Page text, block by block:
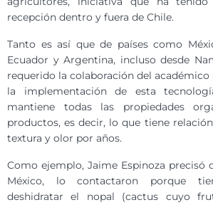
recepción dentro y fuera de Chile.
Tanto es así que de países como
Ecuador y Argentina, incluso desde
requerido la colaboración del académico
la implementación de esta
mantiene todas las propiedades
productos, es decir, lo que tiene
textura y olor por años.
Como ejemplo, Jaime Espinoza precisó
México, lo contactaron porque
deshidratar el nopal (cactus cuyo